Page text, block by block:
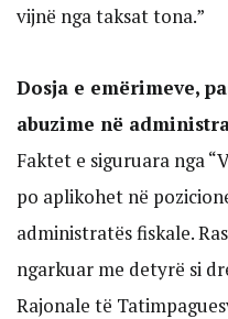
vijnë nga taksat tona.”
Dosja e emërimeve,
abuzime në
Faktet e siguruara nga
po aplikohet në
administratës fiskale.
ngarkuar me detyrë si
Rajonale të